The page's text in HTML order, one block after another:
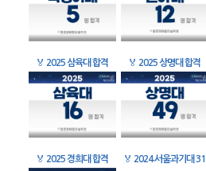
🏅 2025 삼육대 합격 🏅 2025 상명대 합격
🏅 2025 경희대 합격 🏅 2024 서울과기대 31